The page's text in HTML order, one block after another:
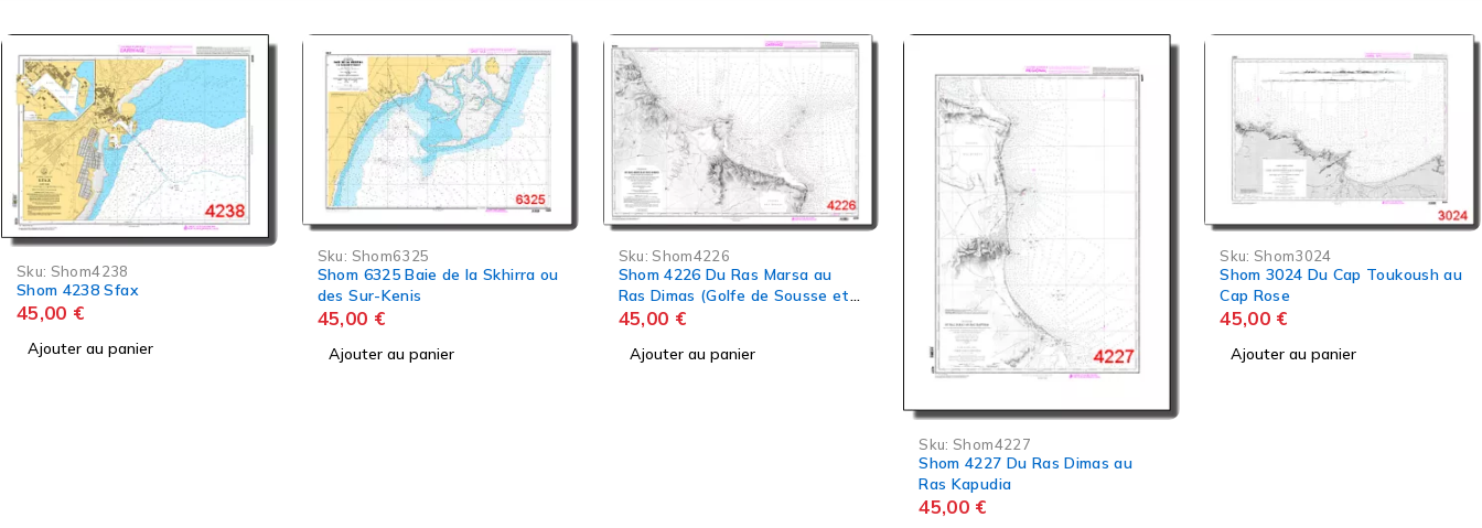
Shom 6325 Baie de la Skhirra ou
des Sur-Kenis
45,00 €
Ajouter au panier
Sku: Shom4226
Shom 4226 Du Ras Marsa au
Ras Dimas (Golfe de Sousse et
de Monastir)
45,00 €
Ajouter au panier
Sku:Shom3024
Shom 3024 Du Cap Toukoush au
Cap Rose
45,00€
Ajouter au panier
Sku: Shom4191
Shom 4191 De Ras-al-Fortas à
Kelibia
45,00 €
Ajouter au panier